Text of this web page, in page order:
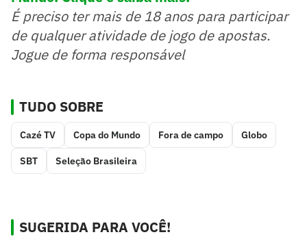
É preciso ter mais de 18 anos para participar
de qualquer atividade de jogo de apostas.
Jogue de forma responsável
TUDO SOBRE
Cazé TV Copa do Mundo Fora de campo Globo
SBT Seleção Brasileira
SUGERIDA PARA VOCÊ!